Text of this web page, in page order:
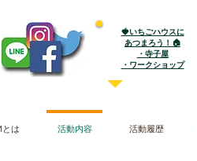
🍓いちごハウスに
あつまろう！🏠
・寺子屋
​・ワークショップ
とは 活動内容 活動履歴